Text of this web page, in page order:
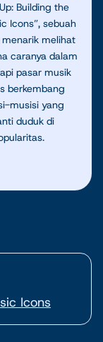
Building the
Icons”, sebuah
melihat
caranya dalam
pasar musik
berkembang
musisi yang
duduk di
Icons